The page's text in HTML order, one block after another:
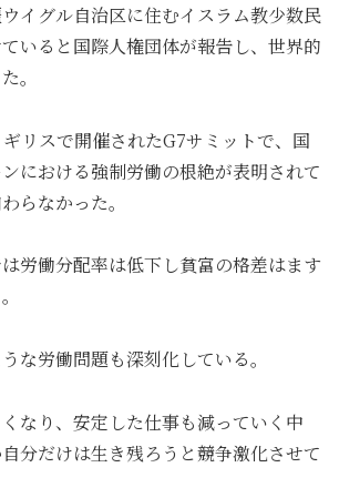
イグル自治区に住むイスラム教少数民
いると国際人権団体が報告し、世界的
。
リスで開催されたG7サミットで、国
における強制労働の根絶が表明されて
らなかった。
労働分配率は低下し貧富の格差はます
な労働問題も深刻化している。
なり、安定した仕事も減っていく中
分だけは生き残ろうと競争激化させて